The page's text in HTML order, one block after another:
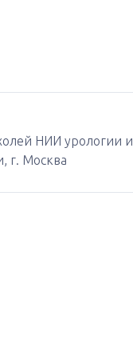
НИИ урологии и
г. Москва